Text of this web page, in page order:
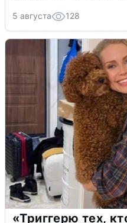
5 августа 128
«Триггерю тех,